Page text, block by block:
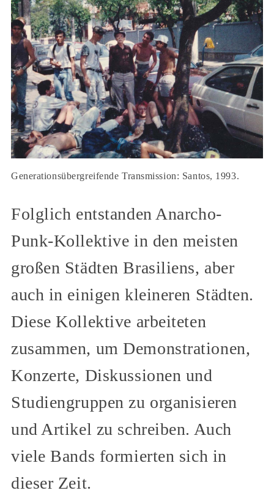
Generationsübergreifende Transmission: Santos, 1993.
Folglich entstanden Anarcho-
Punk-Kollektive in den meisten
großen Städten Brasiliens, aber
auch in einigen kleineren Städten.
Diese Kollektive arbeiteten
zusammen, um Demonstrationen,
Konzerte, Diskussionen und
Studiengruppen zu organisieren
und Artikel zu schreiben. Auch
viele Bands formierten sich in
dieser Zeit.